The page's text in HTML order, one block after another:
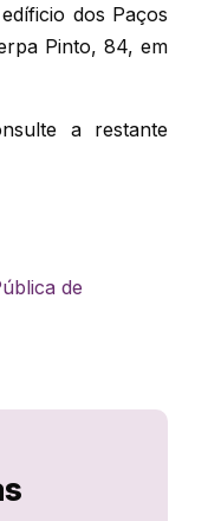
dos Paços
Pinto, 84, em
a restante
de